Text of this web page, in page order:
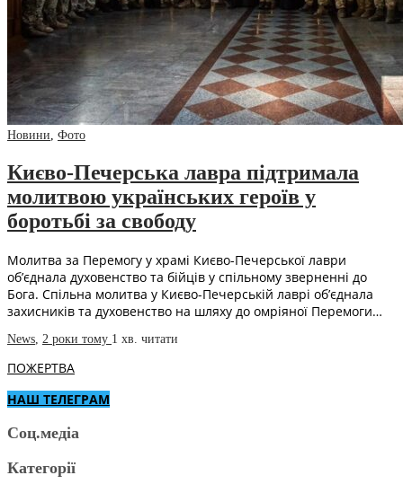
Новини, Фото
Києво-Печерська лавра підтримала
молитвою українських героїв у
боротьбі за свободу
Молитва за Перемогу у храмі Києво-Печерської лаври
об’єднала духовенство та бійців у спільному зверненні до
Бога. Спільна молитва у Києво-Печерській лаврі об’єднала
захисників та духовенство на шляху до омріяної Перемоги…
News, 2 роки тому 1 хв. читати
ПОЖЕРТВА
НАШ ТЕЛЕГРАМ
Соц.медіа
Категорії